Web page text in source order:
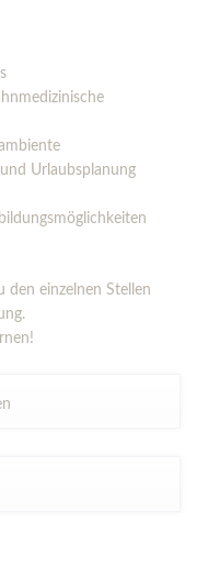
Urlaubsplanung
den einzelnen Stellen